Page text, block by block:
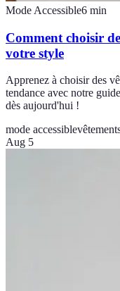
Mode Accessible6 min
Comment choisir
votre style
Apprenez à choisir des
tendance avec notre
dès aujourd'hui !
mode accessible
Aug 5